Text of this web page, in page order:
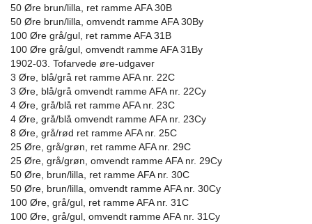
50 Øre brun/lilla, ret ramme AFA 30B
50 Øre brun/lilla, omvendt ramme AFA 30By
100 Øre grå/gul, ret ramme AFA 31B
100 Øre grå/gul, omvendt ramme AFA 31By
1902-03. Tofarvede øre-udgaver
3 Øre, blå/grå ret ramme AFA nr. 22C
3 Øre, blå/grå omvendt ramme AFA nr. 22Cy
4 Øre, grå/blå ret ramme AFA nr. 23C
4 Øre, grå/blå omvendt ramme AFA nr. 23Cy
8 Øre, grå/rød ret ramme AFA nr. 25C
25 Øre, grå/grøn, ret ramme AFA nr. 29C
25 Øre, grå/grøn, omvendt ramme AFA nr. 29Cy
50 Øre, brun/lilla, ret ramme AFA nr. 30C
50 Øre, brun/lilla, omvendt ramme AFA nr. 30Cy
100 Øre, grå/gul, ret ramme AFA nr. 31C
100 Øre, grå/gul, omvendt ramme AFA nr. 31Cy